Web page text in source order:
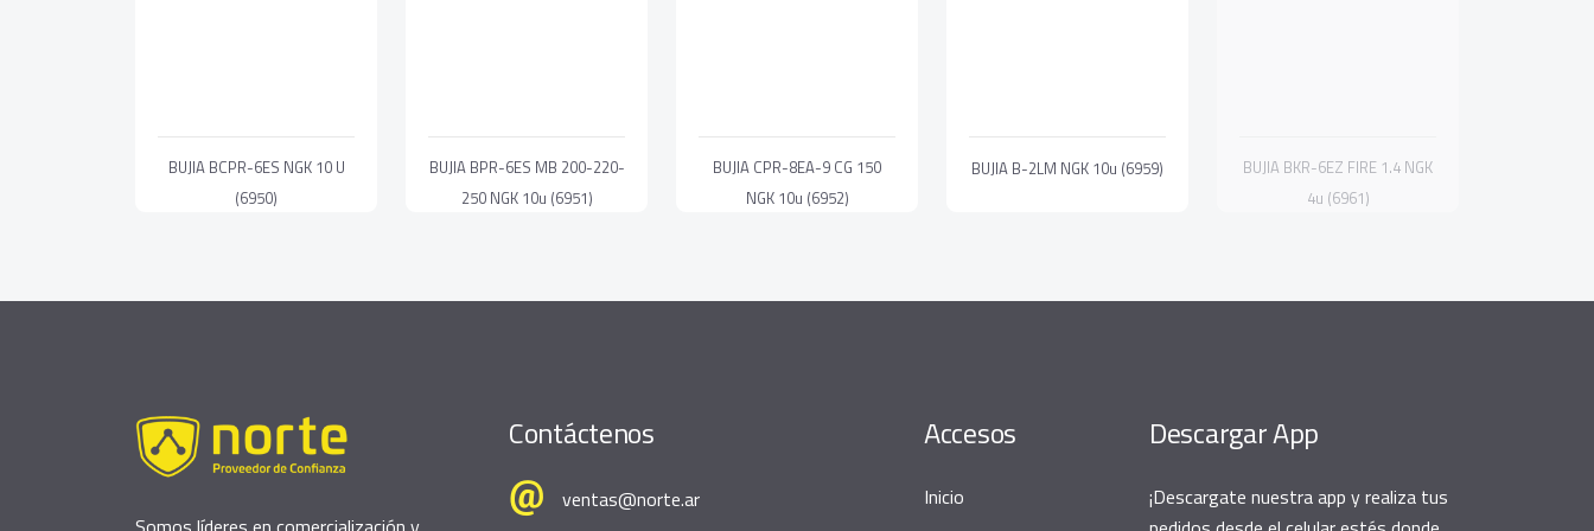
BUJIA BCPR-6ES NGK 10 U
(6950)
BUJIA BPR-6ES MB 200-220-
250 NGK 10u (6951)
BUJIA CPR-8EA-9 CG 150
NGK 10u (6952)
BUJIA B-2LM NGK 10u (6959)
BUJIA BKR-6EZ FIRE 1.4 NGK
4u (6961)
Contáctenos
ventas@norte.ar
Accesos
Inicio
Descargar App
¡Descargate nuestra app y realiza tus